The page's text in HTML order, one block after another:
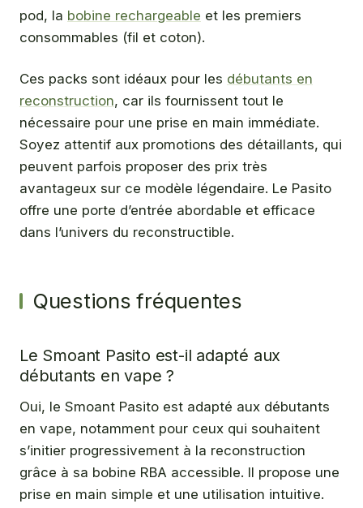
pod, la bobine rechargeable et les premiers
consommables (fil et coton).
Ces packs sont idéaux pour les débutants en
reconstruction, car ils fournissent tout le
nécessaire pour une prise en main immédiate.
Soyez attentif aux promotions des détaillants, qui
peuvent parfois proposer des prix très
avantageux sur ce modèle légendaire. Le Pasito
offre une porte d’entrée abordable et efficace
dans l’univers du reconstructible.
Questions fréquentes
Le Smoant Pasito est-il adapté aux
débutants en vape ?
Oui, le Smoant Pasito est adapté aux débutants
en vape, notamment pour ceux qui souhaitent
s’initier progressivement à la reconstruction
grâce à sa bobine RBA accessible. Il propose une
prise en main simple et une utilisation intuitive.